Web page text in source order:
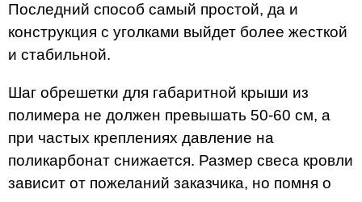
Последний способ самый простой, да и
конструкция с уголками выйдет более жесткой
и стабильной.
Шаг обрешетки для габаритной крыши из
полимера не должен превышать 50-60 см, а
при частых креплениях давление на
поликарбонат снижается. Размер свеса кровли
зависит от пожеланий заказчика, но помня о